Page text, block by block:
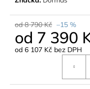
od 8 790 Kč –15 %
od 7 390
od 6 107 Kč bez DPH